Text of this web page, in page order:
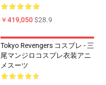
￥419,050$28.9
Tokyo Revengers コスプレ - 三
尾マンジロコスプレ衣装アニ
メスーツ